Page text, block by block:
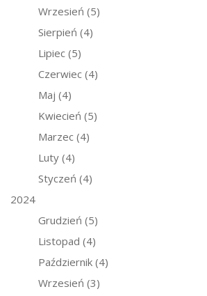
Wrzesień (5)
Sierpień (4)
Lipiec (5)
Czerwiec (4)
Maj (4)
Kwiecień (5)
Marzec (4)
Luty (4)
Styczeń (4)
2024
Grudzień (5)
Listopad (4)
Październik (4)
Wrzesień (3)